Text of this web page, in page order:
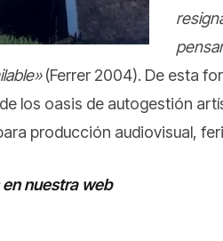
(Ferrer 2004). De esta
los oasis de autogestión
producción audiovisual,
nuestra web